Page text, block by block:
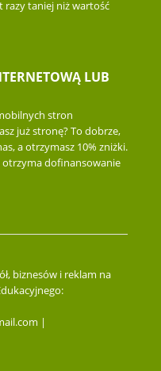
razy taniej niż wartość
LUB
stron
już stronę? To dobrze,
a otrzymasz 10% zniżki.
otrzyma dofinansowanie
biznesów i reklam na
|